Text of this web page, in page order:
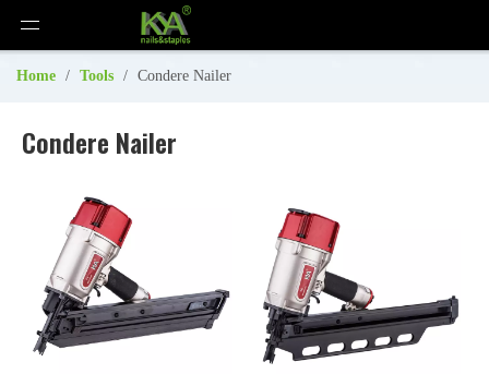
Home / Tools / Condere Nailer
Condere Nailer